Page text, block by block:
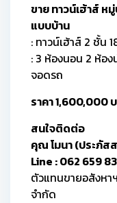
ขาย ทาวน์เฮ้าส์ ห
แบบบ้าน
: ทาวน์เฮ้าส์ 2 ชั้น
: 3 ห้องนอน 2 ห้อง
จอดรถ
ราคา 1,600,000
สนใจติดต่อ
คุณ โมนา (ประภั
Line : 062 659
ตัวแทนขายอสังห
จำกัด